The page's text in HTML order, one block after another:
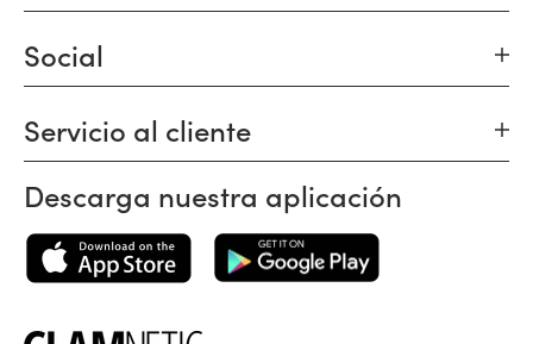
Social
Servicio al cliente
Descarga nuestra aplicación